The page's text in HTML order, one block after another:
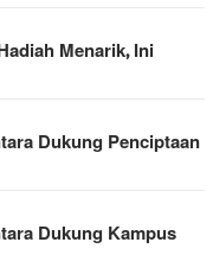
Menarik, Ini
Dukung Penciptaan
Dukung Kampus